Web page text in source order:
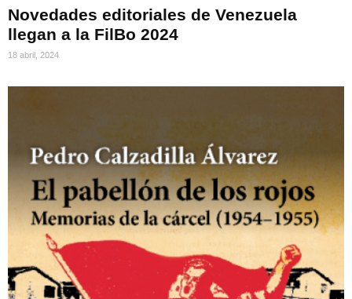
Novedades editoriales de Venezuela
llegan a la FilBo 2024
18 abril, 2024